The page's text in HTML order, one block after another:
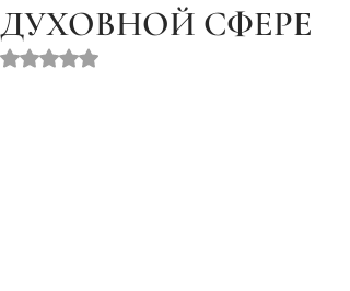
ДУХОВНОЙ СФЕРЕ
Оценка: не число из 5 звезд.